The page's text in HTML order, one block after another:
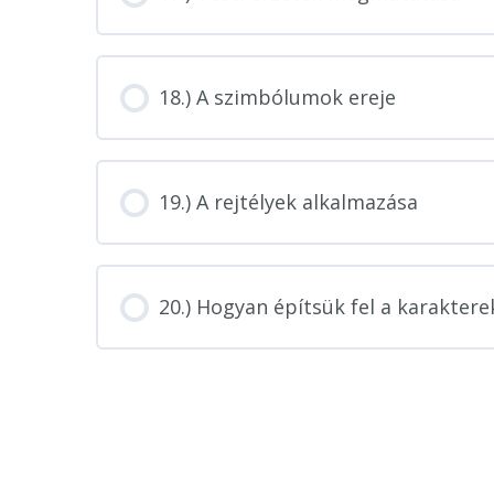
18.) A szimbólumok ereje
19.) A rejtélyek alkalmazása
20.) Hogyan építsük fel a